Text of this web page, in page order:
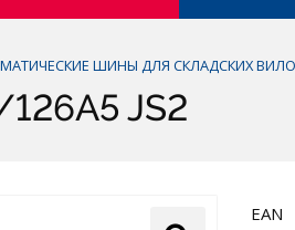
ШИНЫ ДЛЯ СКЛАДСКИХ
JS2
EAN